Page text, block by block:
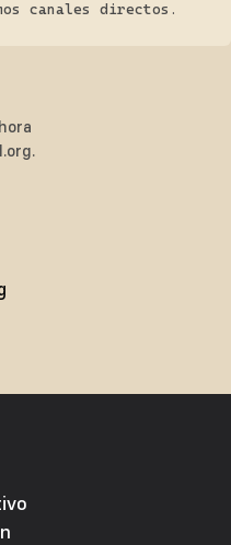
canales directos.